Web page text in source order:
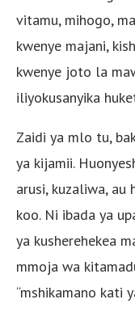
vitamu, mihogo,
kwenye majani,
kwenye joto la
iliyokusanyika
Zaidi ya mlo tu,
ya kijamii.
arusi, kuzaliwa,
koo. Ni ibada ya
ya kusherehekea
mmoja wa
“mshikamano kati